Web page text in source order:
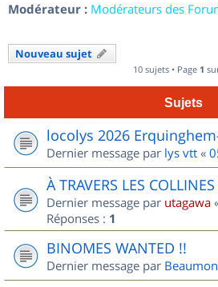
Modérateur : Modérateurs des
Nouveau sujet
10 sujets • Page 1
Sujets
locolys 2026
Dernier message par lys vtt «
À TRAVERS LES
Dernier message par utagawa
Réponses : 1
BINOMES WANTED !!
Dernier message par